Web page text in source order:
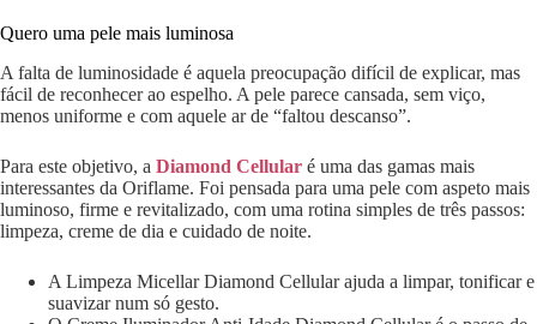
Quero uma pele mais luminosa
A falta de luminosidade é aquela preocupação difícil de explicar, mas
fácil de reconhecer ao espelho. A pele parece cansada, sem viço,
menos uniforme e com aquele ar de “faltou descanso”.
Para este objetivo, a Diamond Cellular é uma das gamas mais
interessantes da Oriflame. Foi pensada para uma pele com aspeto mais
luminoso, firme e revitalizado, com uma rotina simples de três passos:
limpeza, creme de dia e cuidado de noite.
A Limpeza Micellar Diamond Cellular ajuda a limpar, tonificar e
suavizar num só gesto.